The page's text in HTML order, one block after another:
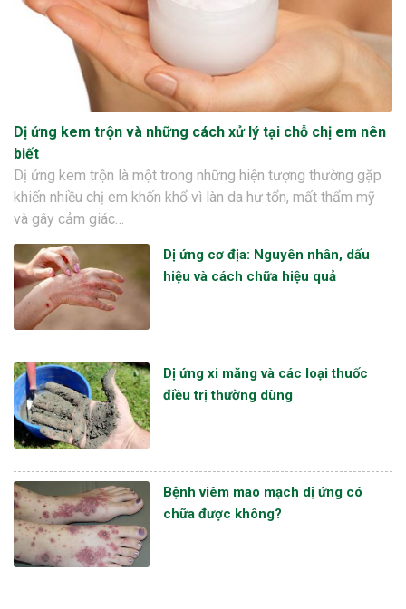
Dị ứng kem trộn và những cách xử lý tại chỗ chị em nên
biết
Dị ứng kem trộn là một trong những hiện tượng thường gặp
khiến nhiều chị em khốn khổ vì làn da hư tổn, mất thẩm mỹ
và gây cảm giác…
Dị ứng cơ địa: Nguyên nhân, dấu
hiệu và cách chữa hiệu quả
Dị ứng xi măng và các loại thuốc
điều trị thường dùng
Bệnh viêm mao mạch dị ứng có
chữa được không?